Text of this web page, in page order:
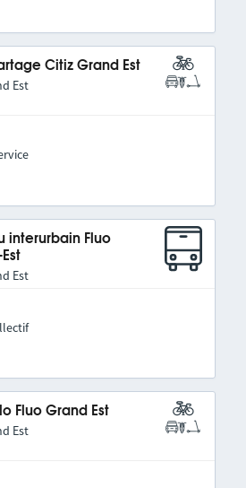
Citiz Grand Est
Est
interurbain Fluo
Est
Fluo Grand Est
Est